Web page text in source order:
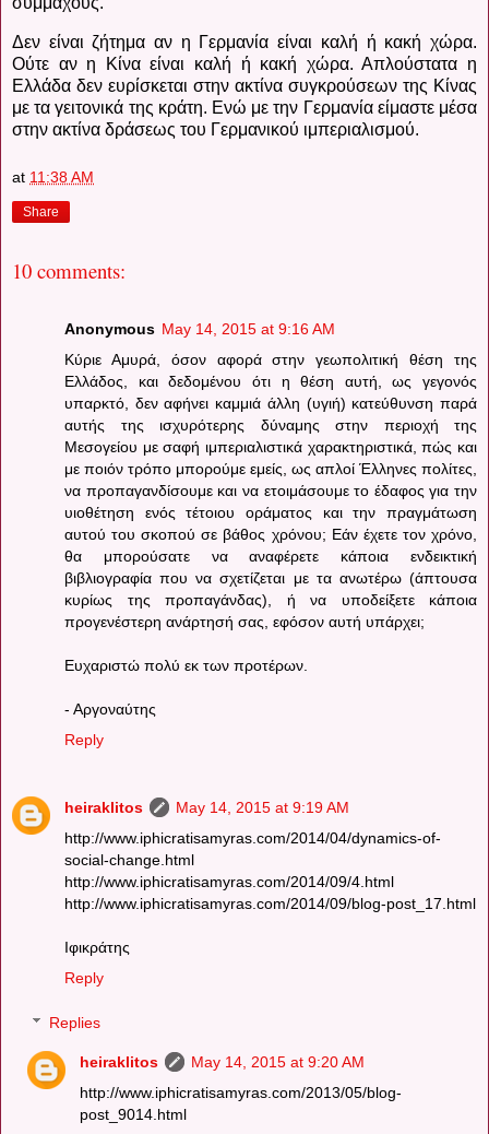
Δεν είναι ζήτημα αν η Γερμανία είναι καλή ή κακή χώρα.
Ούτε αν η Κίνα είναι καλή ή κακή χώρα. Απλούστατα η
Ελλάδα δεν ευρίσκεται στην ακτίνα συγκρούσεων της Κίνας
με τα γειτονικά της κράτη. Ενώ με την Γερμανία είμαστε μέσα
στην ακτίνα δράσεως του Γερμανικού ιμπεριαλισμού.
at 11:38 AM
Share
10 comments:
Anonymous May 14, 2015 at 9:16 AM
Κύριε Αμυρά, όσον αφορά στην γεωπολιτική θέση της
Ελλάδος, και δεδομένου ότι η θέση αυτή, ως γεγονός
υπαρκτό, δεν αφήνει καμμιά άλλη (υγιή) κατεύθυνση παρά
αυτής της ισχυρότερης δύναμης στην περιοχή της
Μεσογείου με σαφή ιμπεριαλιστικά χαρακτηριστικά, πώς και
με ποιόν τρόπο μπορούμε εμείς, ως απλοί Έλληνες πολίτες,
να προπαγανδίσουμε και να ετοιμάσουμε το έδαφος για την
υιοθέτηση ενός τέτοιου οράματος και την πραγμάτωση
αυτού του σκοπού σε βάθος χρόνου; Εάν έχετε τον χρόνο,
θα μπορούσατε να αναφέρετε κάποια ενδεικτική
βιβλιογραφία που να σχετίζεται με τα ανωτέρω (άπτουσα
κυρίως της προπαγάνδας), ή να υποδείξετε κάποια
προγενέστερη ανάρτησή σας, εφόσον αυτή υπάρχει;
Ευχαριστώ πολύ εκ των προτέρων.
- Αργοναύτης
Reply
heiraklitos
May 14, 2015 at 9:19 AM
http://www.iphicratisamyras.com/2014/04/dynamics-of-
social-change.html
http://www.iphicratisamyras.com/2014/09/4.html
http://www.iphicratisamyras.com/2014/09/blog-post_17.html
Ιφικράτης
Reply
Replies
heiraklitos
May 14, 2015 at 9:20 AM
http://www.iphicratisamyras.com/2013/05/blog-
post_9014.html